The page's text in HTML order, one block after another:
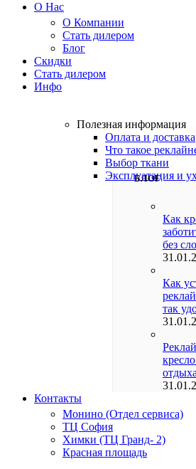
О Нас
О Компании
Стать дилером
Блог
Скидки
Стать дилером
Инфо
Полезная информация
Оплата и доставка
Что такое
Выбор ткани
Эксплуатация и
БЛОГ
Как
без
Как
так
Контакты
Монино (Отдел сервиса)
ТЦ София
Химки (ТЦ Гранд- 2)
Красная площадь